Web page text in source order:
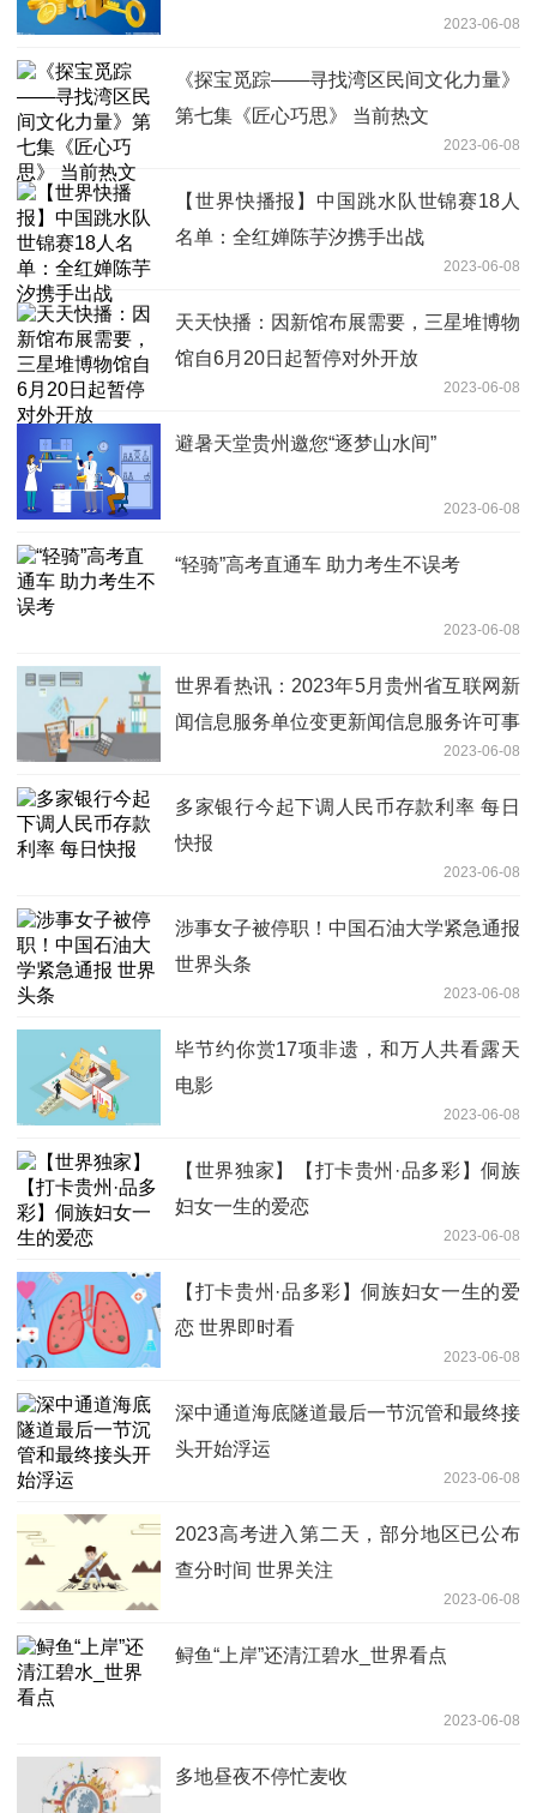
2023-06-08
《探宝觅踪——寻找湾区民间文化力量》
第七集《匠心巧思》 当前热文
2023-06-08
【世界快播报】中国跳水队世锦赛18人
名单：全红婵陈芋汐携手出战
2023-06-08
天天快播：因新馆布展需要，三星堆博物
馆自6月20日起暂停对外开放
2023-06-08
避暑天堂贵州邀您“逐梦山水间”
2023-06-08
“轻骑”高考直通车 助力考生不误考
2023-06-08
世界看热讯：2023年5月贵州省互联网新
闻信息服务单位变更新闻信息服务许可事
2023-06-08
多家银行今起下调人民币存款利率 每日
快报
2023-06-08
涉事女子被停职！中国石油大学紧急通报
世界头条
2023-06-08
毕节约你赏17项非遗，和万人共看露天
电影
2023-06-08
【世界独家】【打卡贵州·品多彩】侗族
妇女一生的爱恋
2023-06-08
【打卡贵州·品多彩】侗族妇女一生的爱
恋 世界即时看
2023-06-08
深中通道海底隧道最后一节沉管和最终接
头开始浮运
2023-06-08
2023高考进入第二天，部分地区已公布
查分时间 世界关注
2023-06-08
鲟鱼“上岸”还清江碧水_世界看点
2023-06-08
多地昼夜不停忙麦收